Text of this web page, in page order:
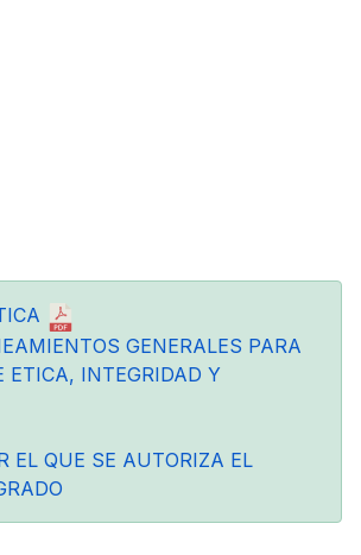
GENERALES PARA
ETICA, INTEGRIDAD Y
EL QUE SE AUTORIZA EL